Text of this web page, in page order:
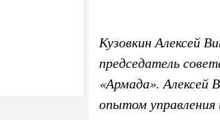
Кузовкин Алексей
председатель
«Армада». Алексей
опытом